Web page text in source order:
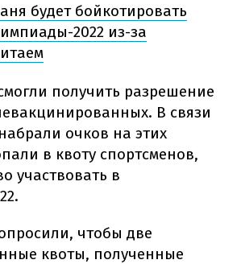
будет бойкотировать
2022 из-за
получить разрешение
В связи
очков на этих
в квоту спортсменов,
участвовать в
чтобы две
квоты, полученные